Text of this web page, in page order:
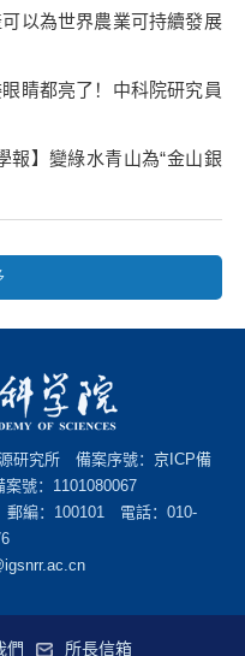
以為世界農業可持續發展
睛都亮了！中科院研究員
報】變綠水青山為“金山銀
研究所 備案序號： 京ICP備
號：1101080067
編：100101 電話：010-
們 所長信箱